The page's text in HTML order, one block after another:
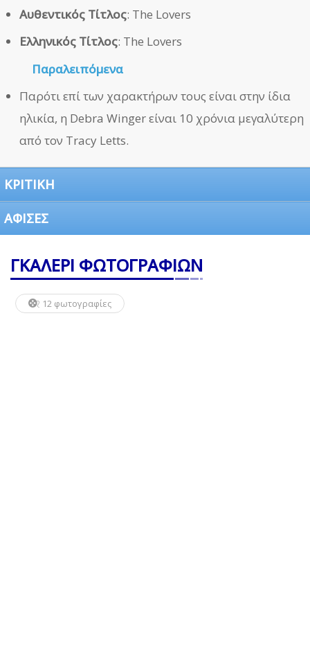
Αυθεντικός Τίτλος: The Lovers
Ελληνικός Τίτλος: The Lovers
Παραλειπόμενα
Παρότι επί των χαρακτήρων τους είναι στην ίδια
ηλικία, η Debra Winger είναι 10 χρόνια μεγαλύτερη
από τον Tracy Letts.
ΚΡΙΤΙΚΗ
ΑΦΙΣΕΣ
ΓΚΑΛΕΡΙ ΦΩΤΟΓΡΑΦΙΩΝ
12 φωτογραφίες